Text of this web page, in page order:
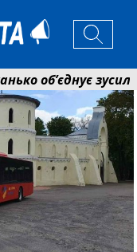
зусилля
млрд грн на